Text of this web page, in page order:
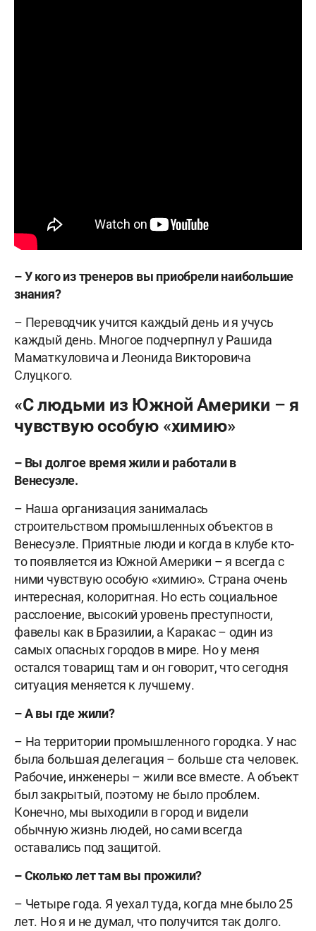
– У кого из тренеров вы приобрели наибольшие
знания?
– Переводчик учится каждый день и я учусь
каждый день. Многое подчерпнул у Рашида
Маматкуловича и Леонида Викторовича
Слуцкого.
«С людьми из Южной Америки – я
чувствую особую «химию»
– Вы долгое время жили и работали в
Венесуэле.
– Наша организация занималась
строительством промышленных объектов в
Венесуэле. Приятные люди и когда в клубе кто-
то появляется из Южной Америки – я всегда с
ними чувствую особую «химию». Страна очень
интересная, колоритная. Но есть социальное
расслоение, высокий уровень преступности,
фавелы как в Бразилии, а Каракас – один из
самых опасных городов в мире. Но у меня
остался товарищ там и он говорит, что сегодня
ситуация меняется к лучшему.
– А вы где жили?
– На территории промышленного городка. У нас
была большая делегация – больше ста человек.
Рабочие, инженеры – жили все вместе. А объект
был закрытый, поэтому не было проблем.
Конечно, мы выходили в город и видели
обычную жизнь людей, но сами всегда
оставались под защитой.
– Сколько лет там вы прожили?
– Четыре года. Я уехал туда, когда мне было 25
лет. Но я и не думал, что получится так долго.